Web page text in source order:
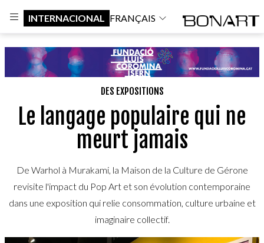
INTERNACIONAL FRANÇAIS
DES EXPOSITIONS
Le langage populaire qui ne
meurt jamais
De Warhol à Murakami, la Maison de la Culture de Gérone
revisite l'impact du Pop Art et son évolution contemporaine
dans une exposition qui relie consommation, culture urbaine et
imaginaire collectif.